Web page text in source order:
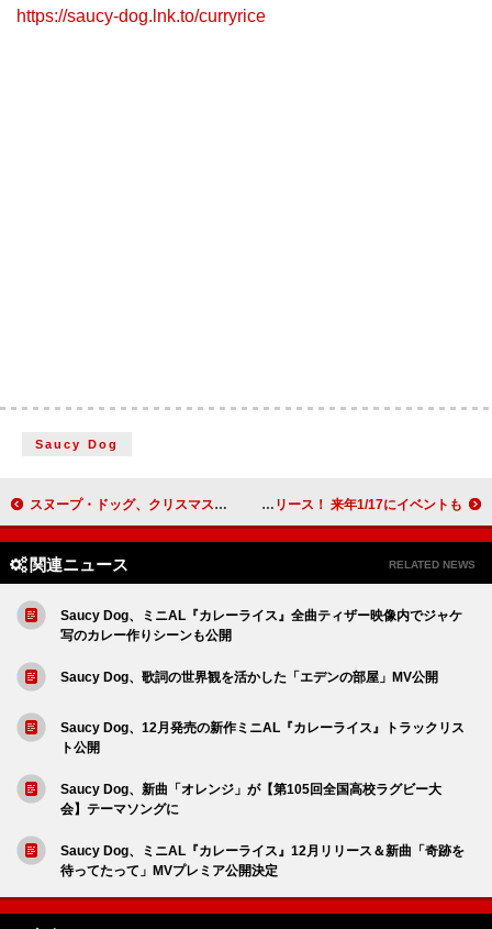
https://saucy-dog.lnk.to/curryrice
Saucy Dog
スヌープ・ドッグ、クリスマスに『Snoop's Holiday Halftime Party』がNetflix配信 ジョージ・クリントンが予告ナレーション ナカヤマユキコ（ex.BiS）高田メタル（ELLEGARDEN/MAYKIDZ）ら擁するthe End「カーテンコール」リリース！ 来年1/17にイベントも
関連ニュース RELATED NEWS
Saucy Dog、ミニAL『カレーライス』全曲ティザー映像内でジャケ
写のカレー作りシーンも公開
Saucy Dog、歌詞の世界観を活かした「エデンの部屋」MV公開
Saucy Dog、12月発売の新作ミニAL『カレーライス』トラックリス
ト公開
Saucy Dog、新曲「オレンジ」が【第105回全国高校ラグビー大
会】テーマソングに
Saucy Dog、ミニAL『カレーライス』12月リリース＆新曲「奇跡を
待ってたって」MVプレミア公開決定